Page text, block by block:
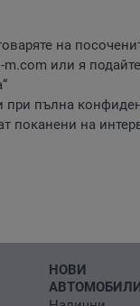
на
m.com или я
при пълна
поканени на
НОВИ